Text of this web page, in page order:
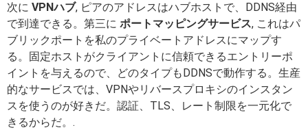
次に VPNハブ, ピアのアドレスはハブホストで、DDNS経由
で到達できる。第三に ポートマッピングサービス, これはパ
ブリックポートを私のプライベートアドレスにマップす
る。固定ホストがクライアントに信頼できるエントリーポ
イントを与えるので、どのタイプもDDNSで動作する。生産
的なサービスでは、VPNやリバースプロキシのインスタン
スを使うのが好きだ。認証、TLS、レート制限を一元化で
きるからだ。.